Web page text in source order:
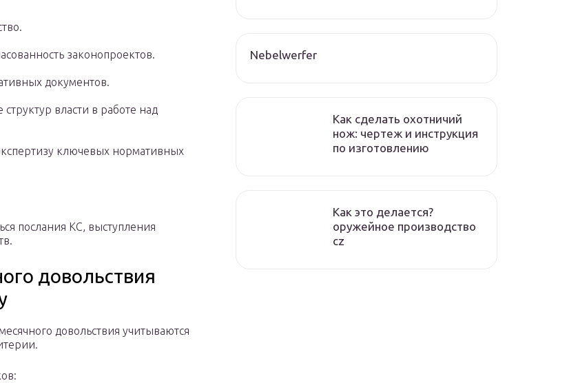
законопроектов.
документов.
власти в работе над
ключевых нормативных
послания КС, выступления
довольствия
довольствия учитываются
Nebelwerfer
Как сделать охотничий
нож: чертеж и инструкция
по изготовлению
Как это делается?
оружейное производство
cz